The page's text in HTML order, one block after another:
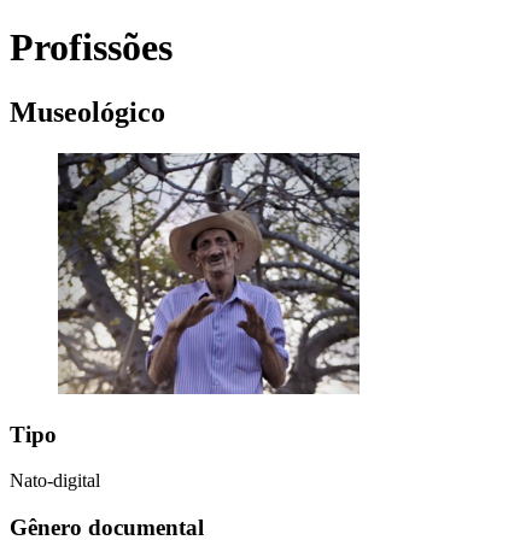
Profissões
Museológico
Tipo
Nato-digital
Gênero documental